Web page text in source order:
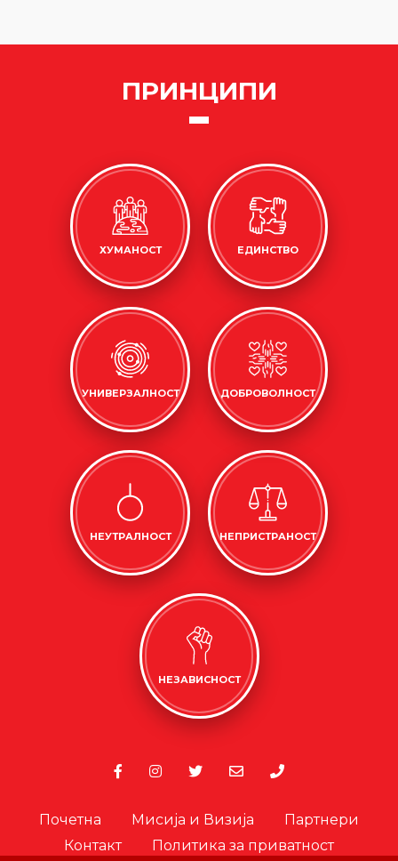
ПРИНЦИПИ
ХУМАНОСТ ЕДИНСТВО
УНИВЕРЗАЛНОСТ ДОБРОВОЛНОСТ
НЕУТРАЛНОСТ НЕПРИСТРАНОСТ
НЕЗАВИСНОСТ
Почетна Мисија и Визија
Партнери
Контакт
Политика за приватност